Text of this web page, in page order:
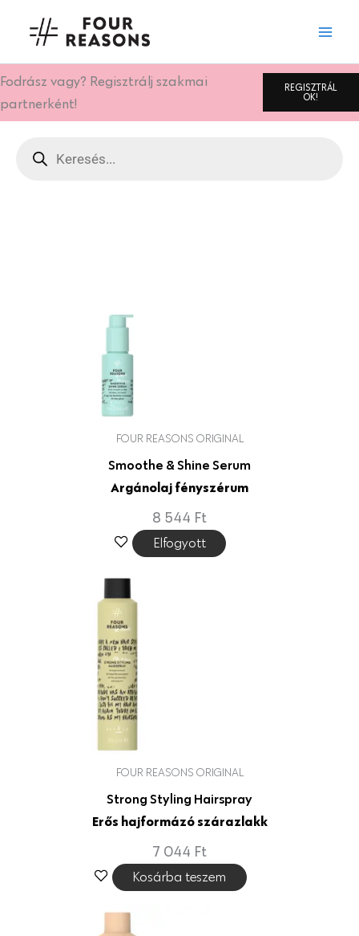
Fodrász vagy? Regisztrálj szakmai
partnerként!
REGISZTRÁL
OK!
search
FOUR REASONS ORIGINAL
Smoothe & Shine Serum
Argánolaj fényszérum
8 544 Ft
Elfogyott
FOUR REASONS ORIGINAL
Strong Styling Hairspray
Erős hajformázó szárazlakk
7 044 Ft
Kosárba teszem